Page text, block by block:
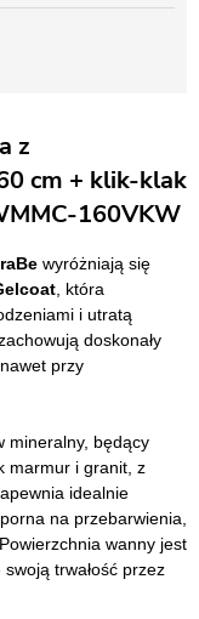
z
cm + klik-klak
160VKW
wyróżniają się
, która
i utratą
doskonały
przy
mineralny, będący
marmur i granit, z
idealnie
na przebarwienia,
wanny jest
trwałość przez